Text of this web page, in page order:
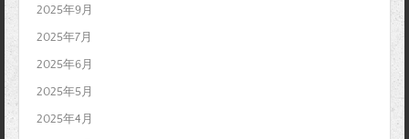
2025年9月
2025年7月
2025年6月
2025年5月
2025年4月